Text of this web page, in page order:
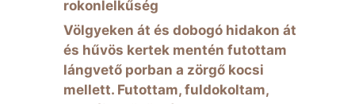
rokonlelkűség
Völgyeken át és dobogó hidakon át
és hűvös kertek mentén futottam
lángvető porban a zörgő kocsi
mellett. Futottam, fuldokoltam,